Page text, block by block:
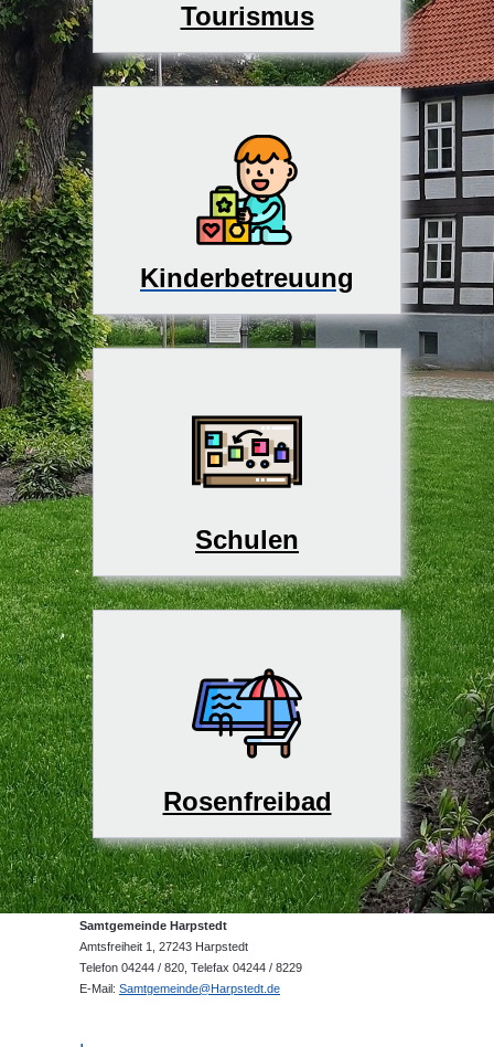
Tourismus
Kinderbetreuung
Schulen
Rosenfreibad
Samtgemeinde Harpstedt
Amtsfreiheit 1, 27243 Harpstedt
Telefon 04244 / 820, Telefax 04244 / 8229
E-Mail: Samtgemeinde@Harpstedt.de